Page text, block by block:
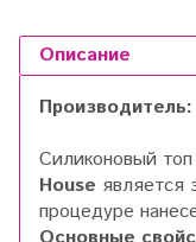
Описание
Силиконовый топ
House
процедуре